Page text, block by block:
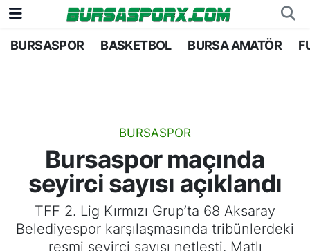
BURSASPOR BASKETBOL BURSA AMATÖR
BURSASPOR
Bursaspor maçında
seyirci sayısı açıklandı
TFF 2. Lig Kırmızı Grup’ta 68 Aksaray
Belediyespor karşılaşmasında tribünlerdeki
resmi seyirci sayısı netleşti. Matlı
Bursaspor
Bursa Amatör
Hentbol
Voleybol
Bursa Nöbetçi Eczaneler
Bursa Trafik Yoğunluk Haritası
TFF 1.Lig Puan Durumu ve Fikstür
Tüm Manşetler